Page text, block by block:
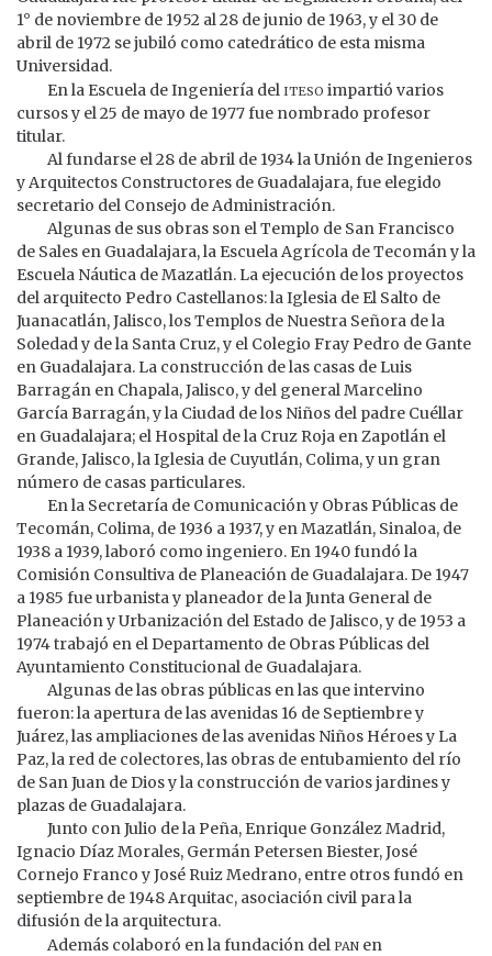
1° de noviembre de 1952 al 28 de junio de 1963, y el 30 de
abril de 1972 se jubiló como catedrático de esta misma
Universidad.
En la Escuela de Ingeniería deliteso impartió varios
cursos y el 25 de mayo de 1977 fue nombrado profesor
titular.
Al fundarse el 28 de abril de 1934 la Unión de Ingenieros
y Arquitectos Constructores de Guadalajara, fue elegido
secretario del Consejo de Administración.
Algunas de sus obras son el Templo de San Francisco
de Sales en Guadalajara, la Escuela Agrícola de Tecomán y la
Escuela Náutica de Mazatlán. La ejecución de los proyectos
del arquitecto Pedro Castellanos: la Iglesia de El Salto de
Juanacatlán, Jalisco, los Templos de Nuestra Señora de la
Soledad y de la Santa Cruz, y el Colegio Fray Pedro de Gante
en Guadalajara. La construcción de las casas de Luis
Barragán en Chapala, Jalisco, y del general Marcelino
García Barragán, y la Ciudad de los Niños del padre Cuéllar
en Guadalajara; el Hospital de la Cruz Roja en Zapotlán el
Grande, Jalisco, la Iglesia de Cuyutlán, Colima, y un gran
número de casas particulares.
En la Secretaría de Comunicación y Obras Públicas de
Tecomán, Colima, de 1936 a 1937, y en Mazatlán, Sinaloa, de
1938 a 1939, laboró como ingeniero. En 1940 fundó la
Comisión Consultiva de Planeación de Guadalajara. De 1947
a 1985 fue urbanista y planeador de la Junta General de
Planeación y Urbanización del Estado de Jalisco, y de 1953 a
1974 trabajó en el Departamento de Obras Públicas del
Ayuntamiento Constitucional de Guadalajara.
Algunas de las obras públicas en las que intervino
fueron: la apertura de las avenidas 16 de Septiembre y
Juárez, las ampliaciones de las avenidas Niños Héroes y La
Paz, la red de colectores, las obras de entubamiento del río
de San Juan de Dios y la construcción de varios jardines y
plazas de Guadalajara.
Junto con Julio de la Peña, Enrique González Madrid,
Ignacio Díaz Morales, Germán Petersen Biester, José
Cornejo Franco y José Ruiz Medrano, entre otros fundó en
septiembre de 1948 Arquitac, asociación civil para la
difusión de la arquitectura.
Además colaboró en la fundación del pan en